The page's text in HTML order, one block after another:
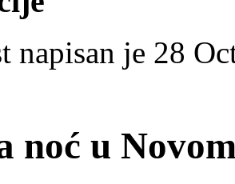
napisan je 28
noć u